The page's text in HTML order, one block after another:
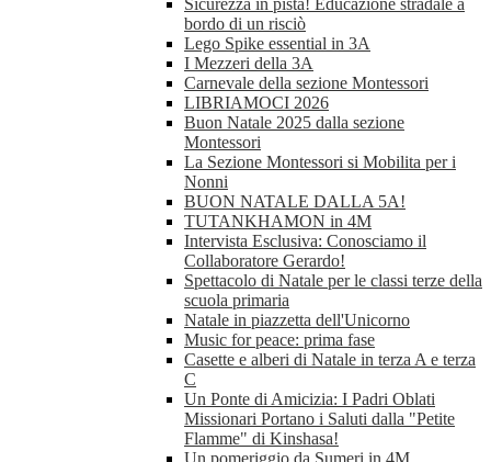
Sicurezza in pista! Educazione stradale a
bordo di un risciò
Lego Spike essential in 3A
I Mezzeri della 3A
Carnevale della sezione Montessori
LIBRIAMOCI 2026
Buon Natale 2025 dalla sezione
Montessori
La Sezione Montessori si Mobilita per i
Nonni
BUON NATALE DALLA 5A!
TUTANKHAMON in 4M
Intervista Esclusiva: Conosciamo il
Collaboratore Gerardo!
Spettacolo di Natale per le classi terze della
scuola primaria
Natale in piazzetta dell'Unicorno
Music for peace: prima fase
Casette e alberi di Natale in terza A e terza
C
Un Ponte di Amicizia: I Padri Oblati
Missionari Portano i Saluti dalla "Petite
Flamme" di Kinshasa!